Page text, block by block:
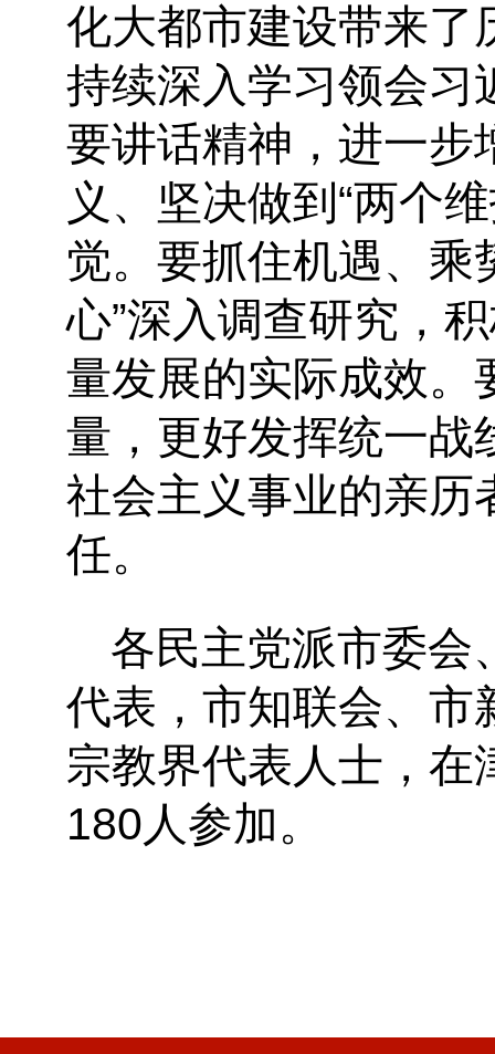
化大都市建设带来了
持续深入学习领会习
要讲话精神，进一步
义、坚决做到“两个
觉。要抓住机遇、乘
心”深入调查研究，
量发展的实际成效。
量，更好发挥统一战
社会主义事业的亲历
任。
各民主党派市委会
代表，市知联会、市
宗教界代表人士，
180人参加。